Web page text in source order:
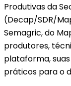
Produtivas da
(Decap/SDR/
Semagric, do
produtores,
plataforma,
práticos para o